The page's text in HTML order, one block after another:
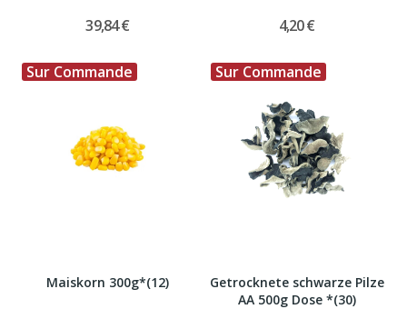
39,84 € 4,20 €
Sur Commande
Maiskorn 300g*(12)
Sur Commande
Getrocknete schwarze Pilze
AA 500g Dose *(30)